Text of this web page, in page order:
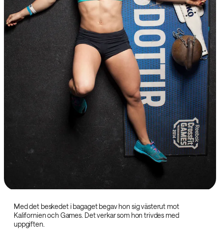
Med det beskedet i bagaget begav hon sig västerut mot
Kalifornien och Games. Det verkar som hon trivdes med
uppgiften.